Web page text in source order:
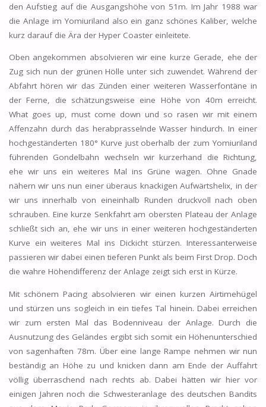
den Aufstieg auf die Ausgangshöhe von 51m. Im Jahr 1988 war
die Anlage im Yomiuriland also ein ganz schönes Kaliber, welche
kurz darauf die Ära der Hyper Coaster einleitete.
Oben angekommen absolvieren wir eine kurze Gerade, ehe der
Zug sich nun der grünen Hölle unter sich zuwendet. Während der
Abfahrt hören wir das Zünden einer weiteren Wasserfontäne in
der Ferne, die schätzungsweise eine Höhe von 40m erreicht.
What goes up, must come down und so rasen wir mit einem
Affenzahn durch das herabprasselnde Wasser hindurch. In einer
hochgeständerten 180° Kurve just oberhalb der zum Yomiuriland
führenden Gondelbahn wechseln wir kurzerhand die Richtung,
ehe wir uns ein weiteres Mal ins Grüne wagen. Ohne Gnade
nähern wir uns nun einer überaus knackigen Aufwärtshelix, in der
wir uns innerhalb von eineinhalb Runden druckvoll nach oben
schrauben. Eine kurze Senkfahrt am obersten Plateau der Anlage
schließt sich an, ehe wir uns in einer weiteren hochgeständerten
Kurve ein weiteres Mal ins Dickicht stürzen. Interessanterweise
passieren wir dabei einen tieferen Punkt als beim First Drop. Doch
die wahre Höhendifferenz der Anlage zeigt sich erst in Kürze.
Mit schönem Pacing absolvieren wir einen kurzen Airtimehügel
und stürzen uns sogleich in ein tiefes Tal hinein. Dabei erreichen
wir zum ersten Mal das Bodenniveau der Anlage. Durch die
Ausnutzung des Geländes ergibt sich somit ein Höhenunterschied
von sagenhaften 78m. Über eine lange Rampe nehmen wir nun
beständig an Höhe zu und knicken dann am Ende der Auffahrt
völlig überraschend nach rechts ab. Dabei hätten wir hier vor
einigen Jahren noch die Schwesteranlage des deutschen Bandits